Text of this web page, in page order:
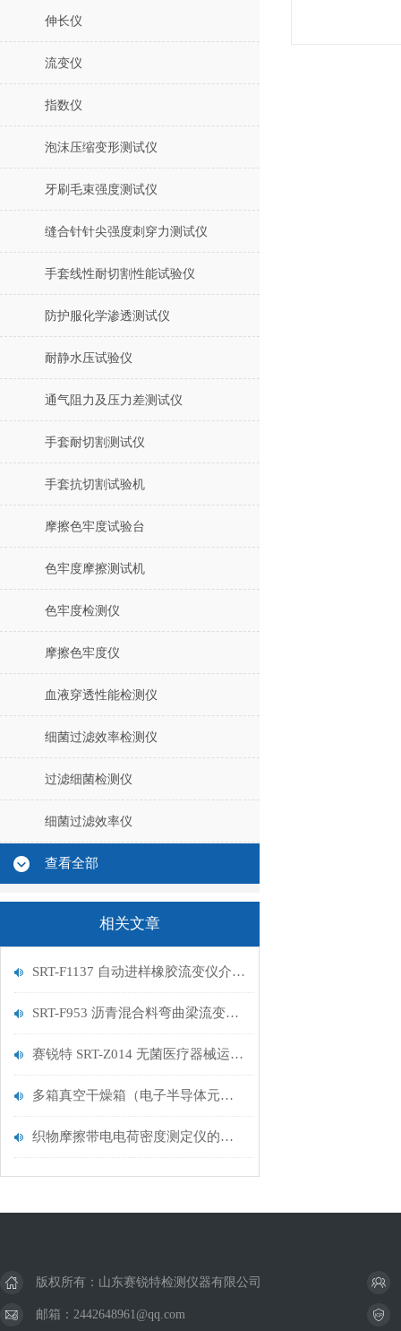
伸长仪
流变仪
指数仪
泡沫压缩变形测试仪
牙刷毛束强度测试仪
缝合针针尖强度刺穿力测试仪
手套线性耐切割性能试验仪
防护服化学渗透测试仪
耐静水压试验仪
通气阻力及压力差测试仪
手套耐切割测试仪
手套抗切割试验机
摩擦色牢度试验台
色牢度摩擦测试机
色牢度检测仪
摩擦色牢度仪
血液穿透性能检测仪
细菌过滤效率检测仪
过滤细菌检测仪
细菌过滤效率仪
查看全部
相关文章
SRT-F1137 自动进样橡胶流变仪介绍 符合检测标准
SRT-F953 沥青混合料弯曲梁流变仪简单介绍 说明方案
赛锐特 SRT-Z014 无菌医疗器械运输包装集中冲击试验机的技术说明 测试稳定
多箱真空干燥箱（电子半导体元件）如何进行控温？
织物摩擦带电电荷密度测定仪的用途？
版权所有：山东赛锐特检测仪器有限公司
邮箱：2442648961@qq.com